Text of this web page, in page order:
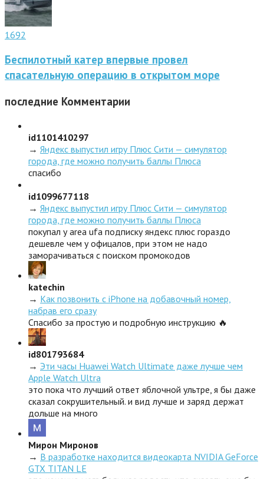
1692
Беспилотный катер впервые провел
спасательную операцию в открытом море
последние Комментарии
id1101410297
→ Яндекс выпустил игру Плюс Сити — симулятор
города, где можно получить баллы Плюса
спасибо
id1099677118
→ Яндекс выпустил игру Плюс Сити — симулятор
города, где можно получить баллы Плюса
покупал у area ufa подписку яндекс плюс гораздо
дешевле чем у офицалов, при этом не надо
заморачиваться с поиском промокодов
katechin
→ Как позвонить с iPhone на добавочный номер,
набрав его сразу
Спасибо за простую и подробную инструкцию 🔥
id801793684
→ Эти часы Huawei Watch Ultimate даже лучше чем
Apple Watch Ultra
это пока что лучший ответ яблочной ультре, я бы даже
сказал сокрушительный. и вид лучше и заряд держат
дольше на много
Мирон Миронов
→ В разработке находится видеокарта NVIDIA GeForce
GTX TITAN LE